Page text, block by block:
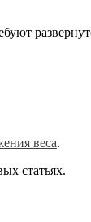
веса.
статьях.